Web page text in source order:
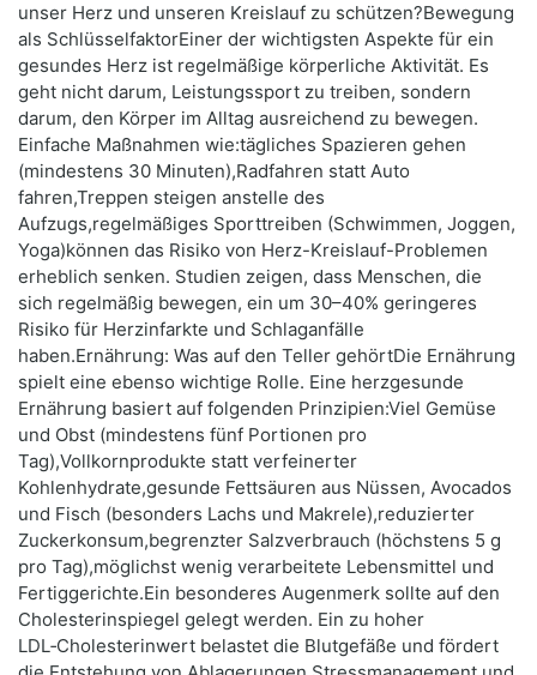
unser Herz und unseren Kreislauf zu schützen?Bewegung
als SchlüsselfaktorEiner der wichtigsten Aspekte für ein
gesundes Herz ist regelmäßige körperliche Aktivität. Es
geht nicht darum, Leistungssport zu treiben, sondern
darum, den Körper im Alltag ausreichend zu bewegen.
Einfache Maßnahmen wie:tägliches Spazieren gehen
(mindestens 30 Minuten),Radfahren statt Auto
fahren,Treppen steigen anstelle des
Aufzugs,regelmäßiges Sporttreiben (Schwimmen, Joggen,
Yoga)können das Risiko von Herz-Kreislauf-Problemen
erheblich senken. Studien zeigen, dass Menschen, die
sich regelmäßig bewegen, ein um 30–40% geringeres
Risiko für Herzinfarkte und Schlaganfälle
haben.Ernährung: Was auf den Teller gehörtDie Ernährung
spielt eine ebenso wichtige Rolle. Eine herzgesunde
Ernährung basiert auf folgenden Prinzipien:Viel Gemüse
und Obst (mindestens fünf Portionen pro
Tag),Vollkornprodukte statt verfeinerter
Kohlenhydrate,gesunde Fettsäuren aus Nüssen, Avocados
und Fisch (besonders Lachs und Makrele),reduzierter
Zuckerkonsum,begrenzter Salzverbrauch (höchstens 5 g
pro Tag),möglichst wenig verarbeitete Lebensmittel und
Fertiggerichte.Ein besonderes Augenmerk sollte auf den
Cholesterinspiegel gelegt werden. Ein zu hoher
LDL‑Cholesterinwert belastet die Blutgefäße und fördert